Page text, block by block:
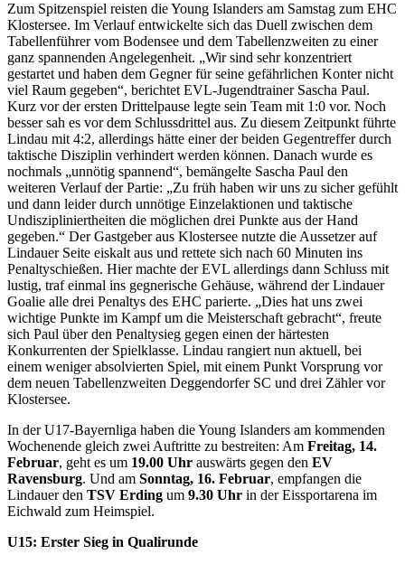
Zum Spitzenspiel reisten die Young Islanders am Samstag zum EHC
Klostersee. Im Verlauf entwickelte sich das Duell zwischen dem
Tabellenführer vom Bodensee und dem Tabellenzweiten zu einer
ganz spannenden Angelegenheit. „Wir sind sehr konzentriert
gestartet und haben dem Gegner für seine gefährlichen Konter nicht
viel Raum gegeben“, berichtet EVL-Jugendtrainer Sascha Paul.
Kurz vor der ersten Drittelpause legte sein Team mit 1:0 vor. Noch
besser sah es vor dem Schlussdrittel aus. Zu diesem Zeitpunkt führte
Lindau mit 4:2, allerdings hätte einer der beiden Gegentreffer durch
taktische Disziplin verhindert werden können. Danach wurde es
nochmals „unnötig spannend“, bemängelte Sascha Paul den
weiteren Verlauf der Partie: „Zu früh haben wir uns zu sicher gefühlt
und dann leider durch unnötige Einzelaktionen und taktische
Undiszipliniertheiten die möglichen drei Punkte aus der Hand
gegeben.“ Der Gastgeber aus Klostersee nutzte die Aussetzer auf
Lindauer Seite eiskalt aus und rettete sich nach 60 Minuten ins
Penaltyschießen. Hier machte der EVL allerdings dann Schluss mit
lustig, traf einmal ins gegnerische Gehäuse, während der Lindauer
Goalie alle drei Penaltys des EHC parierte. „Dies hat uns zwei
wichtige Punkte im Kampf um die Meisterschaft gebracht“, freute
sich Paul über den Penaltysieg gegen einen der härtesten
Konkurrenten der Spielklasse. Lindau rangiert nun aktuell, bei
einem weniger absolvierten Spiel, mit einem Punkt Vorsprung vor
dem neuen Tabellenzweiten Deggendorfer SC und drei Zähler vor
Klostersee.
In der U17-Bayernliga haben die Young Islanders am kommenden
Wochenende gleich zwei Auftritte zu bestreiten: Am Freitag, 14.
Februar, geht es um 19.00 Uhr auswärts gegen den EV
Ravensburg. Und am Sonntag, 16. Februar, empfangen die
Lindauer den TSV Erding um 9.30 Uhr in der Eissportarena im
Eichwald zum Heimspiel.
U15: Erster Sieg in Qualirunde